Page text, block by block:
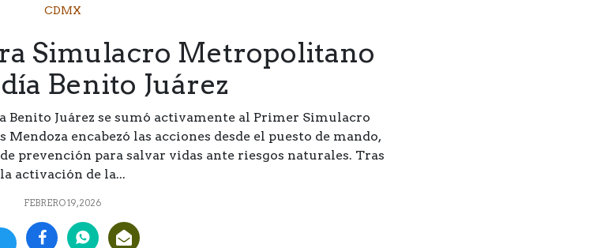
CDMX
Simulacro Metropolitano
Benito Juárez
Benito Juárez se sumó activamente al Primer Simulacro
encabezó las acciones desde el puesto de mando,
prevención para salvar vidas ante riesgos naturales. Tras
la activación de la...
FEBRERO 19, 2026